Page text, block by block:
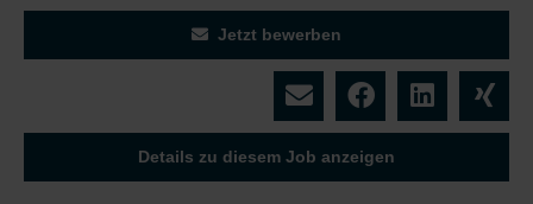
Jetzt bewerben
Details zu diesem Job anzeigen